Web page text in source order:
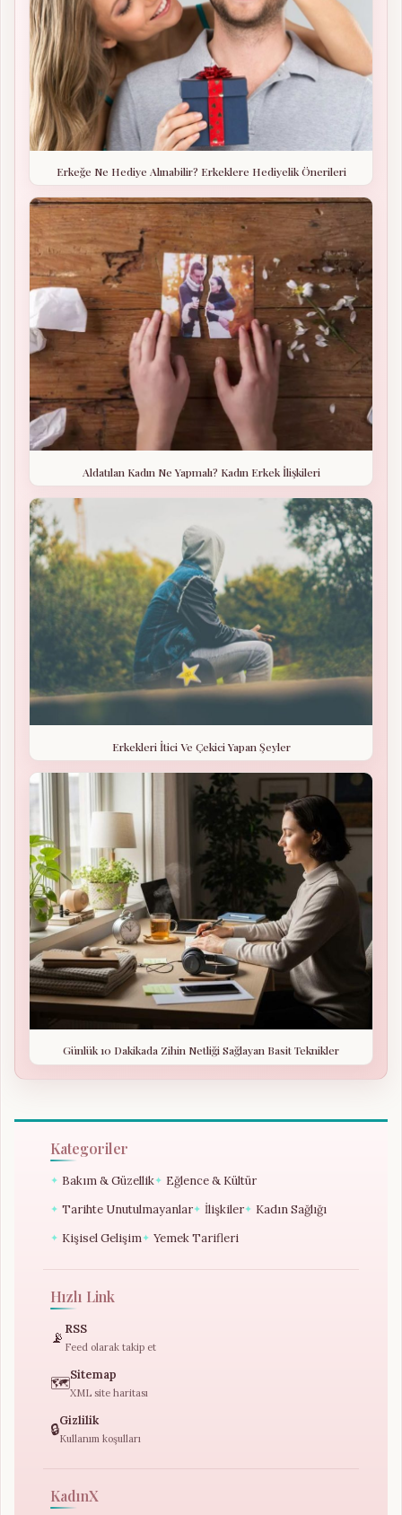
Erkeğe Ne Hediye Alınabilir? Erkeklere Hediyelik Önerileri
Aldatılan Kadın Ne Yapmalı? Kadın Erkek İlişkileri
Erkekleri İtici Ve Çekici Yapan Şeyler
Günlük 10 Dakikada Zihin Netliği Sağlayan Basit Teknikler
Kategoriler
✦ Bakım & Güzellik✦ Eğlence & Kültür
✦ Tarihte Unutulmayanlar✦ İlişkiler✦ Kadın Sağlığı
✦ Kişisel Gelişim✦ Yemek Tarifleri
Hızlı Link
📡 RSS
Feed olarak takip et
🗺️Sitemap
XML site haritası
🔒Gizlilik
Kullanım koşulları
KadınX